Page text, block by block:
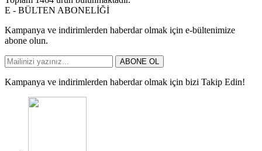
E - BÜLTEN ABONELİĞİ
Kampanya ve indirimlerden haberdar olmak için e-bültenimize
abone olun.
ABONE OL
Kampanya ve indirimlerden haberdar olmak için bizi Takip Edin!